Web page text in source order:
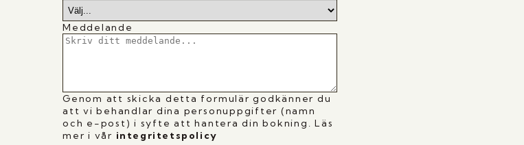
Meddelande
Genom att skicka detta formulär godkänner du
att vi behandlar dina personuppgifter (namn
och e-post) i syfte att hantera din bokning. Läs
mer i vår integritetspolicy